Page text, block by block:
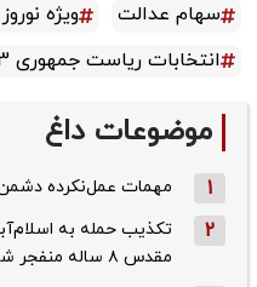
سهام عدالت
ویژه نوروز 1403
انتخابات ریاست جمهوری 1403
موضوعات داغ
1 مهمات عمل‌نکرده
2
تکذیب حمله به
مقدس ۸ ساله منفجر شد